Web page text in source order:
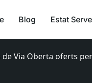
Blog Estat
Via Oberta oferts